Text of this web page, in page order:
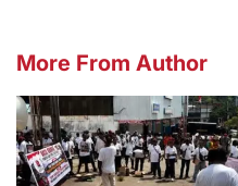
More From Author